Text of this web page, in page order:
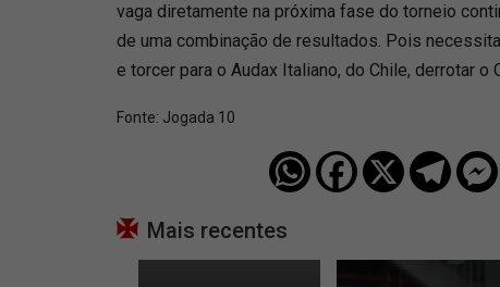
vaga diretamente na próxima fase do torneio
de uma combinação de resultados. Pois
e torcer para o Audax Italiano, do Chile, derrotar o
Fonte: Jogada 10
Mais recentes